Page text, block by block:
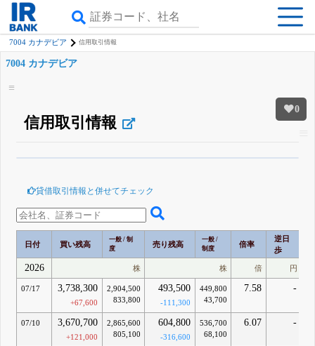
7004 カナデビア 信用取引情報
0
7004 カナデビア
信用取引情報
登録すると永久30%OFFと米株版の先行利用も付きます
貸借取引情報と併せてチェック
日付 買い残高
一般 / 制
度
売り残高
一般 /
制度
倍率
逆日
歩
2026 株 株 倍 円
07/17 3,738,300
+67,600
2,904,500
833,800
493,500
-111,300
449,800
43,700
7.58 -
07/10 3,670,700
+121,000
2,865,600
805,100
604,800
-316,600
536,700
68,100
6.07 -